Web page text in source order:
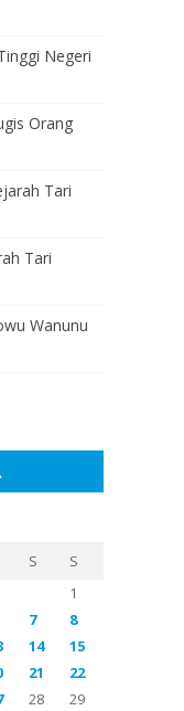
Negeri
Orang
Tari
Tari
Wanunu
S
S
1
7
8
14
15
21
22
28 29